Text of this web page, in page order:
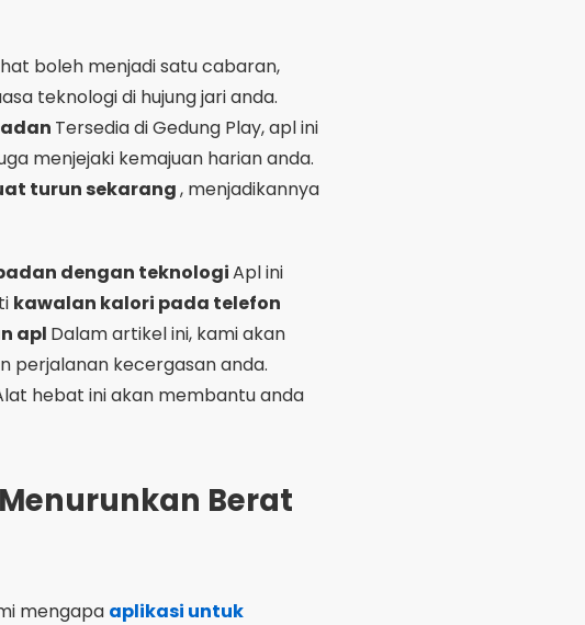
boleh menjadi satu cabaran,
teknologi di hujung jari anda.
Tersedia di Gedung Play, apl ini
menjejaki kemajuan harian anda.
turun sekarang, menjadikannya
dengan teknologiApl ini
kawalan kalori pada telefon
apl Dalam artikel ini, kami akan
perjalanan kecergasan anda.
hebat ini akan membantu anda
Berat
mengapa aplikasi untuk